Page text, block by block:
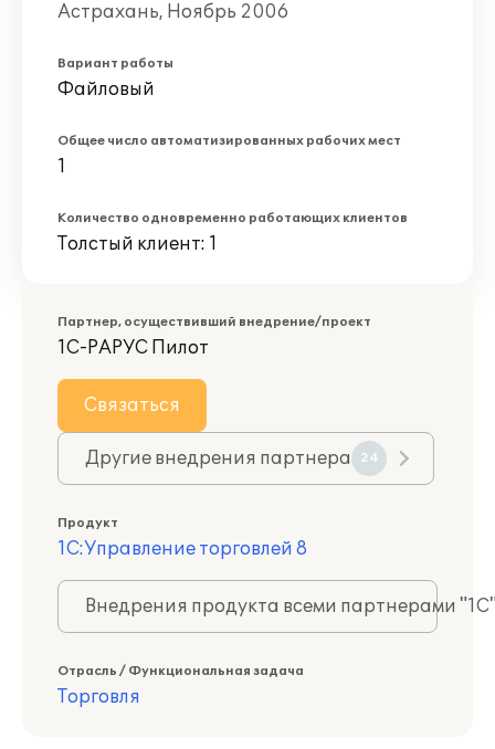
Астрахань, Ноябрь 2006
Вариант работы
Файловый
Общее число автоматизированных рабочих мест
1
Количество одновременно работающих клиентов
Толстый клиент: 1
Партнер, осуществивший внедрение/проект
1С-РАРУС Пилот
Связаться
Другие внедрения партнера 24
Продукт
1С:Управление торговлей 8
Внедрения продукта всеми партнерами
Отрасль / Функциональная задача
Торговля